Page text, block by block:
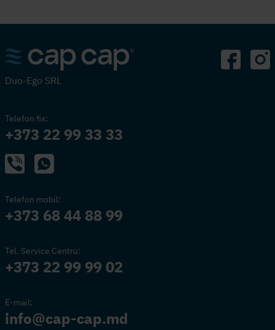
Duo-Ego SRL
Telefon fix:
+373 22 99 33 33
Telefon mobil:
+373 68 44 88 99
Tel. Service Centru:
+373 22 99 99 02
E-mail:
info@cap-cap.md